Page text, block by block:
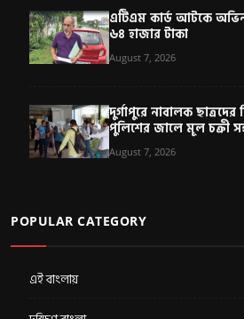
এটিএম কার্ড আটকে
৬৪ হাজার টাকা
August 7, 2026
দুর্গাপুরে নাবালক
পুলিশের জালে মূল চক্রী
August 7, 2026
POPULAR CATEGORY
এই বাংলায়